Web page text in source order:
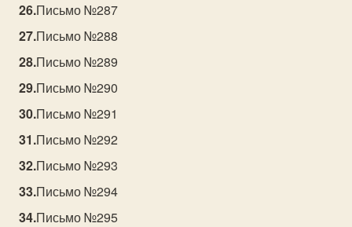
Письмо №287
Письмо №288
Письмо №289
Письмо №290
Письмо №291
Письмо №292
Письмо №293
Письмо №294
Письмо №295